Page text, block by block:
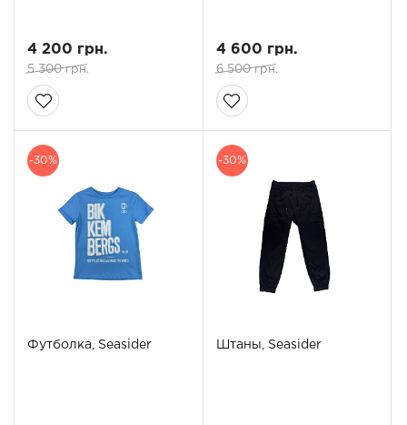
4 200 грн.
5 300 грн.
4 600 грн.
6 500 грн.
-30%
Футболка, Seasider
-30%
Штаны, Seasider